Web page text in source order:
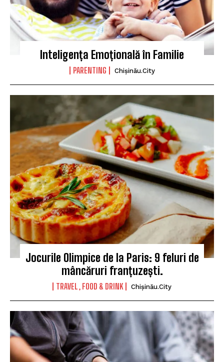
Inteligența Emoțională în Familie
PARENTING Chișinău.City
Jocurile Olimpice de la Paris: 9 feluri de
mâncăruri franțuzești.
TRAVEL, FOOD & DRINK Chișinău.City